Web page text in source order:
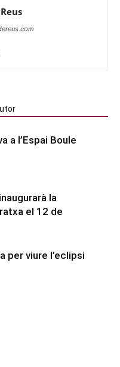
a l’Espai Boule
la
el 12 de
per viure l’eclipsi